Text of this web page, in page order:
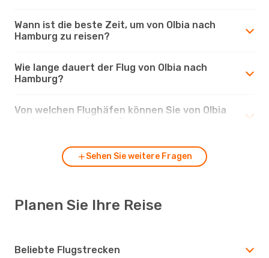
Wann ist die beste Zeit, um von Olbia nach
Hamburg zu reisen?
Wie lange dauert der Flug von Olbia nach
Hamburg?
Von welchen Flughäfen können Sie von Olbia
Sehen Sie weitere Fragen
Planen Sie Ihre Reise
Beliebte Flugstrecken